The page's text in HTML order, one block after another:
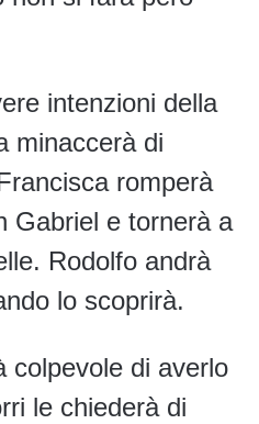
intenzioni della
minaccerà di
romperà
Gabriel e tornerà a
Rodolfo andrà
lo scoprirà.
colpevole di averlo
le chiederà di